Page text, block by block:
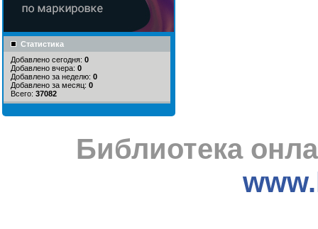
Статистика
Добавлено сегодня: 0
Добавлено вчера: 0
Добавлено за неделю: 0
Добавлено за месяц: 0
Всего: 37082
Библиотека